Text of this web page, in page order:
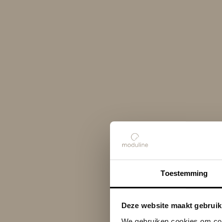
Toestemming
Deze website maakt